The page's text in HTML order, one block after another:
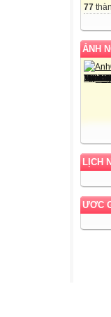
77
ẢNH
LỊCH
ƯƠC